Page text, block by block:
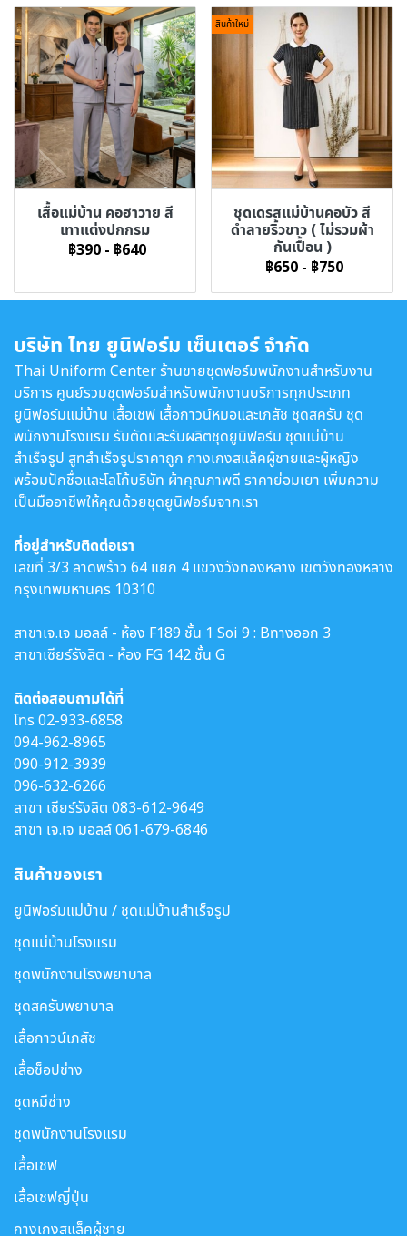
เสื้อแม่บ้าน คอฮาวาย สี
เทาแต่งปกกรม
฿390 - ฿640
สินค้าใหม่
ชุดเดรสแม่บ้านคอบัว สี
ดำลายริ้วขาว ( ไม่รวมผ้า
กันเปื้อน )
฿650 - ฿750
บริษัท ไทย ยูนิฟอร์ม เซ็นเตอร์ จำกัด
Thai Uniform Center ร้านขายชุดฟอร์มพนักงานสำหรับงาน
บริการ ศูนย์รวมชุดฟอร์มสำหรับพนักงานบริการทุกประเภท
ยูนิฟอร์มแม่บ้าน เสื้อเชฟ เสื้อกาวน์หมอและเภสัช ชุดสครับ ชุด
พนักงานโรงแรม รับตัดและรับผลิตชุดยูนิฟอร์ม ชุดแม่บ้าน
สำเร็จรูป สูทสำเร็จรูปราคาถูก กางเกงสแล็คผู้ชายและผู้หญิง
พร้อมปักชื่อและโลโก้บริษัท ผ้าคุณภาพดี ราคาย่อมเยา เพิ่มความ
เป็นมืออาชีพให้คุณด้วยชุดยูนิฟอร์มจากเรา
ที่อยู่สำหรับติดต่อเรา
เลขที่ 3/3 ลาดพร้าว 64 แยก 4 แขวงวังทองหลาง เขตวังทองหลาง
กรุงเทพมหานคร 10310
สาขาเจ.เจ มอลล์ - ห้อง F189 ชั้น 1 Soi 9 : Bทางออก 3
สาขาเซียร์รังสิต - ห้อง FG 142 ชั้น G
ติดต่อสอบถามได้ที่
โทร02-933-6858
094-962-8965
090-912-3939
096-632-6266
สาขา เซียร์รังสิต 083-612-9649
สาขา เจ.เจ มอลล์061-679-6846
สินค้าของเรา
ยูนิฟอร์มแม่บ้าน / ชุดแม่บ้านสำเร็จรูป
ชุดแม่บ้านโรงแรม
ชุดพนักงานโรงพยาบาล
ชุดสครับพยาบาล
เสื้อกาวน์เภสัช
เสื้อช็อปช่าง
ชุดหมีช่าง
ชุดพนักงานโรงแรม
เสื้อเชฟ
เสื้อเชฟญี่ปุ่น
กางเกงสแล็คผู้ชาย